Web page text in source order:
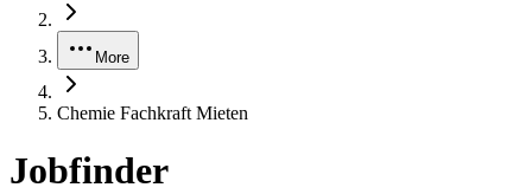
More
Chemie Fachkraft Mieten
Jobfinder